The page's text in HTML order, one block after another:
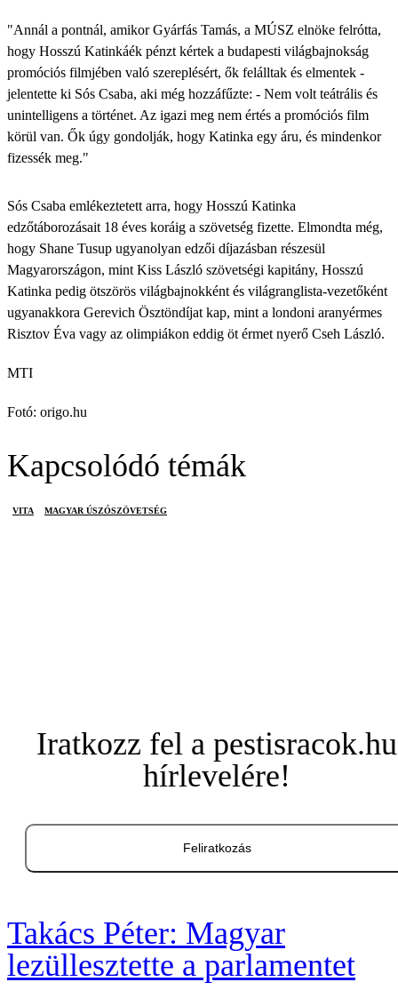
"Annál a pontnál, amikor Gyárfás Tamás, a MÚSZ elnöke felrótta,
hogy Hosszú Katinkáék pénzt kértek a budapesti világbajnokság
promóciós filmjében való szereplésért, ők felálltak és elmentek -
jelentette ki Sós Csaba, aki még hozzáfűzte: - Nem volt teátrális és
unintelligens a történet. Az igazi meg nem értés a promóciós film
körül van. Ők úgy gondolják, hogy Katinka egy áru, és mindenkor
fizessék meg."
Sós Csaba emlékeztetett arra, hogy Hosszú Katinka
edzőtáborozásait 18 éves koráig a szövetség fizette. Elmondta még,
hogy Shane Tusup ugyanolyan edzői díjazásban részesül
Magyarországon, mint Kiss László szövetségi kapitány, Hosszú
Katinka pedig ötszörös világbajnokként és világranglista-vezetőként
ugyanakkora Gerevich Ösztöndíjat kap, mint a londoni aranyérmes
Risztov Éva vagy az olimpiákon eddig öt érmet nyerő Cseh László.
MTI
Fotó: origo.hu
Kapcsolódó témák
VITA MAGYAR ÚSZÓSZÖVETSÉG
Iratkozz fel a pestisracok.hu
hírlevelére!
Feliratkozás
Takács Péter: Magyar
lezüllesztette a parlamentet